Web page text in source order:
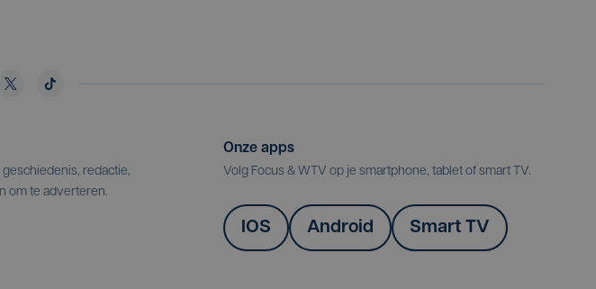
redactie,
om te adverteren.
Onze apps
Volg Focus & WTV op je smartphone, tablet of smart TV.
IOS Android Smart TV